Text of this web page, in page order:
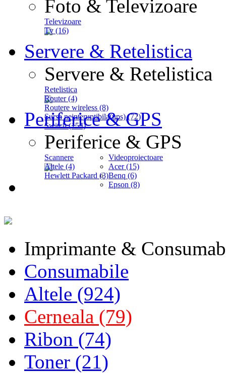
Foto & Televizoare
Televizoare
Tv (16)
Servere & Retelistica
Servere & Retelistica
Retelistica
Router (4)
Routere wireless (8)
Sursa neinteruptibila(ups) (72)
Switch (154)
Periferice & GPS
Periferice & GPS
Scannere
Altele (4)
Hewlett Packard (3)
Videoproiectoare
Acer (15)
Benq (6)
Epson (8)
Imprimante &
Consumabile
Altele (924)
Cerneala (79)
Ribon (74)
Toner (21)